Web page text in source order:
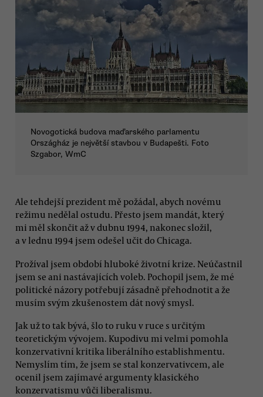
Novogotická budova maďarského parlamentu
Országház je největší stavbou v Budapešti. Foto
Szgabor, WmC
Ale tehdejší prezident mě požádal, abych novému
režimu nedělal ostudu. Přesto jsem mandát, který
mi měl skončit až v dubnu 1994, nakonec složil,
a v lednu 1994 jsem odešel učit do Chicaga.
Prožíval jsem období hluboké životní krize. Neúčastnil
jsem se ani nastávajících voleb. Pochopil jsem, že mé
politické názory potřebují zásadně přehodnotit a že
musím svým zkušenostem dát nový smysl.
Jak už to tak bývá, šlo to ruku v ruce s určitým
teoretickým vývojem. Kupodivu mi velmi pomohla
konzervativní kritika liberálního establishmentu.
Nemyslím tím, že jsem se stal konzervativcem, ale
ocenil jsem zajímavé argumenty klasického
konzervatismu vůči liberalismu.